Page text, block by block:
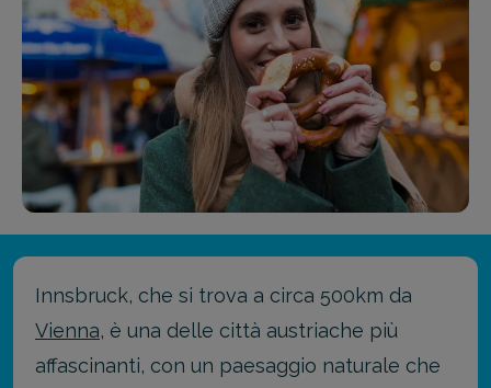
Innsbruck, che si trova a circa 500km da
Vienna, è una delle città austriache più
affascinanti, con un paesaggio naturale che